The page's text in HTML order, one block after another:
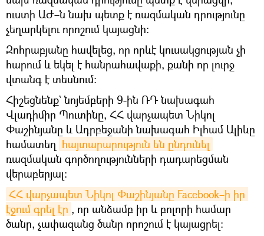
ուստի ԱԺ–ն նախ պետք է ռազմական դրությունը
չեղարկելու որոշում կայացնի։
Զոհրաբյանը հավելեց, որ որևէ կուսակցության չի
հարում և եկել է հանրահավաքի, քանի որ լուրջ
վտանգ է տեսնում։
Հիշեցնենք` նոյեմբերի 9-ին ՌԴ նախագահ
Վլադիմիր Պուտինը, ՀՀ վարչապետ Նիկոլ
Փաշինյանը և Ադրբեջանի նախագահ Իլհամ Ալիևը
համատեղ հայտարարություն են ընդունել
ռազմական գործողությունների դադարեցման
վերաբերյալ։
ՀՀ վարչապետ Նիկոլ Փաշինյանը Facebook–ի իր
էջում գրել էր , որ անձամբ իր և բոլորի համար
ծանր, չափազանց ծանր որոշում է կայացրել: